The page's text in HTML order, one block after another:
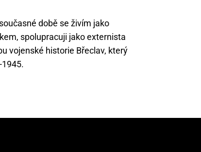
době se živím jako
spolupracuji jako externista
vojenské historie Břeclav, který